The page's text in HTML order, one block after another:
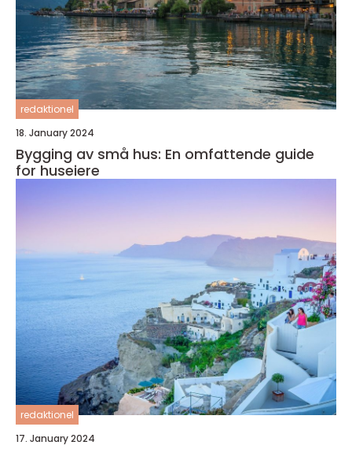
redaktionel
18. January 2024
Bygging av små hus: En omfattende guide
for huseiere
redaktionel
17. January 2024